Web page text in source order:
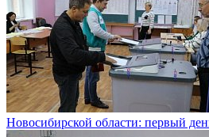
Новосибирской области: первый